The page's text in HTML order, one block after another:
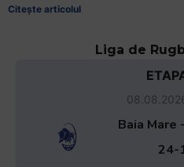
Citește articolul
Liga de
Baia Mare
24-